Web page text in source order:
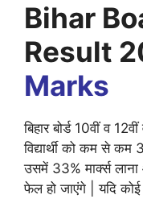
Bihar
Result
Marks
बिहार बोर्ड 10वीं व
विद्यार्थी को कम से
उसमें 33% मार्क्स
फेल हो जाएंगे | यदि कोई